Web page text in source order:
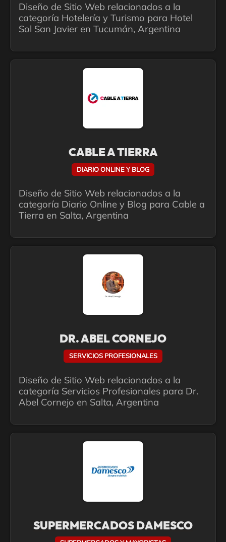
Diseño de Sitio Web relacionados a la
categoría Hotelería y Turismo para Hotel
Sol San Javier en Tucumán, Argentina
CABLE A TIERRA
DIARIO ONLINE Y BLOG
Diseño de Sitio Web relacionados a la
categoría Diario Online y Blog para Cable a
Tierra en Salta, Argentina
DR. ABEL CORNEJO
SERVICIOS PROFESIONALES
Diseño de Sitio Web relacionados a la
categoría Servicios Profesionales para Dr.
Abel Cornejo en Salta, Argentina
SUPERMERCADOS DAMESCO